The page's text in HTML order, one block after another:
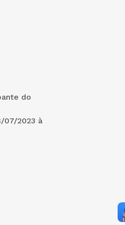
do
07/2023 à